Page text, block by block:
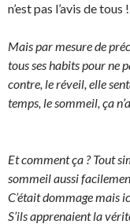
n’est pas l’avis de tous
Mais par mesure de
tous ses habits pour ne
contre, le réveil, elle
temps, le sommeil, ça
Et comment ça ? Tout
sommeil aussi
C’était dommage mais
S’ils apprenaient la